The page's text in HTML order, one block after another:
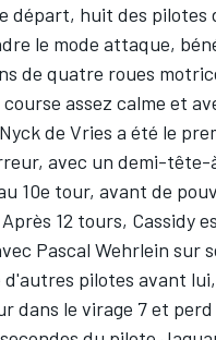
départ, huit des pilotes
le mode attaque,
de quatre roues
assez calme et
Nyck de Vries a été le
avec un demi-tête-
10e tour, avant de
12 tours, Cassidy
Pascal Wehrlein sur
pilotes avant
dans le virage 7 et